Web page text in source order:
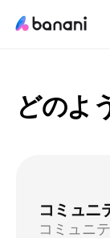
どのよ
コミュニ
コミュニ